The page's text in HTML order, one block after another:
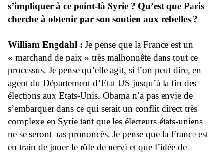
s’impliquer à ce point-là Syrie ? Qu’est que Paris
cherche à obtenir par son soutien aux rebelles ?
William Engdahl : Je pense que la France est un
« marchand de paix » très malhonnête dans tout ce
processus. Je pense qu’elle agit, si l’on peut dire, en
agent du Département d’Etat US jusqu’à la fin des
élections aux Etats-Unis. Obama n’a pas envie de
s’embarquer dans ce qui serait un conflit direct très
complexe en Syrie tant que les électeurs états-uniens
ne se seront pas prononcés. Je pense que la France est
en train de jouer le rôle de nervi et que l’idée de